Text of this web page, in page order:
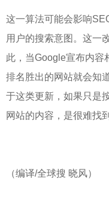
这一算法可能会影响
用户的搜索意图。这一
此，当Google宣布内容
排名胜出的网站就会知
于这类更新，如果只是
网站的内容，是很难找
（编译/全球搜 晓风）